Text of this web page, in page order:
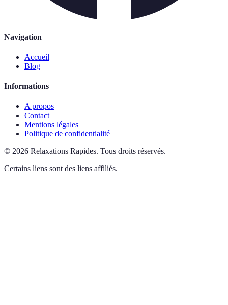
Navigation
Accueil
Blog
Informations
A propos
Contact
Mentions légales
Politique de confidentialité
© 2026 Relaxations Rapides. Tous droits réservés.
Certains liens sont des liens affiliés.